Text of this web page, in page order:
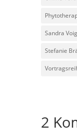
Sandra
Stefanie
2